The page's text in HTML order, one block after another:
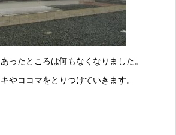
ったところは何もなくなりました。
やココマをとりつけていきます。